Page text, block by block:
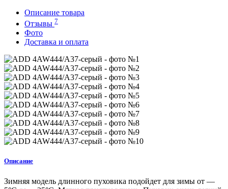
Описание товара
Отзывы 7
Фото
Доставка и оплата
Описание
Зимняя модель длинного пуховика подойдет для зимы от —